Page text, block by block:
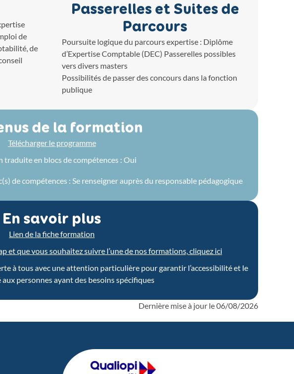
de
de
Passerelles et Suites de
Parcours
Poursuite logique du parcours expertise : Diplôme
d’Expertise Comptable (DEC) Passerelles possibles
vers divers masters
Possibilités de passer des concours dans la fonction
publique
de la formation
Télécharger le programme
traduite en blocs de compétences : Oui
de compétences : Se renseigner auprès du responsable pédagogique
En savoir plus
Lien de la fiche formation
et que vous souhaitez suivre l’une de nos formations, cliquez ici
à tous avec une attention particulière pour garantir l’accessibilité et le
personnes ayant des besoins spécifiques
Dernière mise à jour le06/08/2026